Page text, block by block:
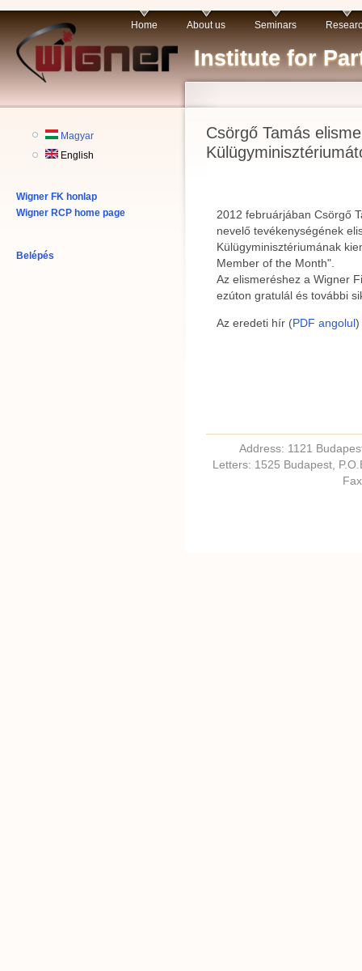
Institute for
Home About us Seminars
Magyar
English
Wigner FK honlap
Wigner RCP home page
Belépés
Csörgő Tamás
2012 februárjában Csörgő
nevelő tevékenységének
Külügyminisztériumának
Member of the Month".
Az elismeréshez a Wigner
ezúton gratulál és további
Az eredeti hír (PDF angolul)
Address: 1121
Letters: 1525 Budapest,